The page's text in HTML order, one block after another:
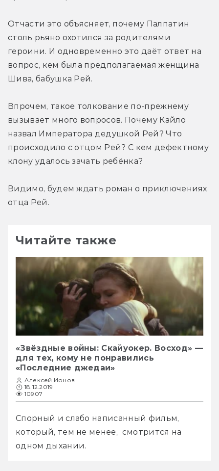
Отчасти это объясняет, почему Палпатин
столь рьяно охотился за родителями
героини. И одновременно это даёт ответ на
вопрос, кем была предполагаемая женщина
Шива, бабушка Рей.
Впрочем, такое толкование по-прежнему
вызывает много вопросов. Почему Кайло
назвал Императора дедушкой Рей? Что
происходило с отцом Рей? С кем дефектному
клону удалось зачать ребёнка?
Видимо, будем ждать роман о приключениях
отца Рей.
Читайте также
«Звёздные войны: Скайуокер. Восход» —
для тех, кому не понравились
«Последние джедаи»
Алексей Ионов
18.12.2019
10907
Спорный и слабо написанный фильм,
который, тем не менее,  смотрится на
одном дыхании.